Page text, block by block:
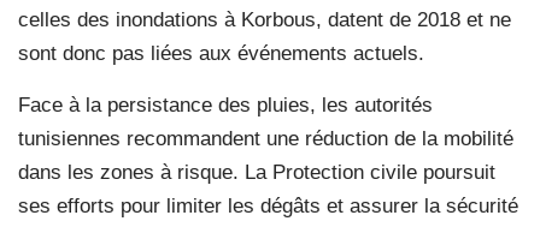
celles des inondations à Korbous, datent de 2018 et ne
sont donc pas liées aux événements actuels.
Face à la persistance des pluies, les autorités
tunisiennes recommandent une réduction de la mobilité
dans les zones à risque. La Protection civile poursuit
ses efforts pour limiter les dégâts et assurer la sécurité